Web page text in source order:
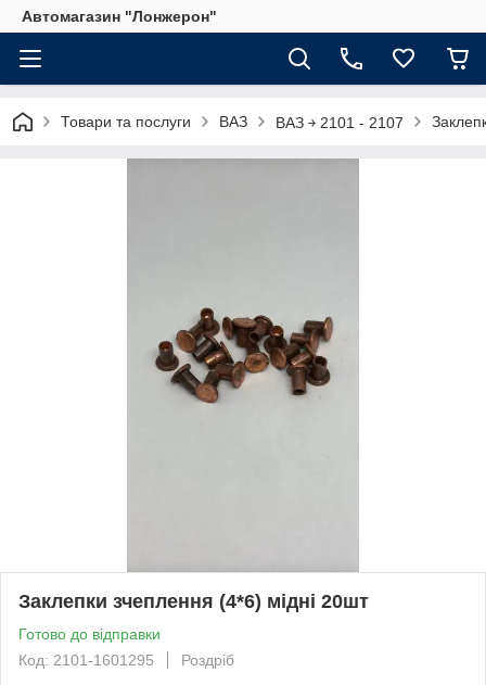
Автомагазин "Лонжерон"
Товари та послуги ВАЗ ВАЗ ￫ 2101 - 2107
Заклепки зчеплення (4*6) мідні 20шт
Готово до відправки
Код: 2101-1601295
Роздріб